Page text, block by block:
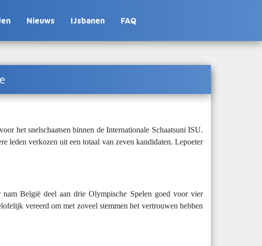
Nieuws IJsbanen FAQ
het snelschaatsen binnen de Internationale Schaatsuni ISU.
leden verkozen uit een totaal van zeven kandidaten. Lepoeter
België deel aan drie Olympische Spelen goed voor vier
vereerd om met zoveel stemmen het vertrouwen hebben